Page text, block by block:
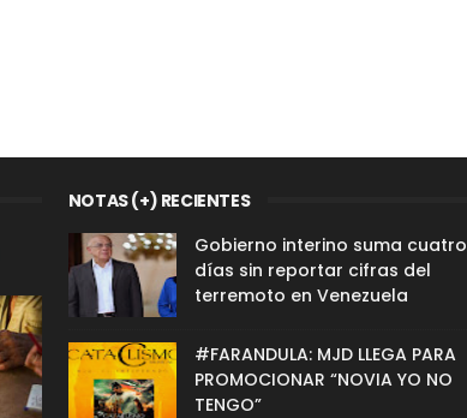
NOTAS (+) RECIENTES
Gobierno interino suma cuatro
días sin reportar cifras del
terremoto en Venezuela
#FARANDULA: MJD LLEGA PARA
PROMOCIONAR “NOVIA YO NO
TENGO”